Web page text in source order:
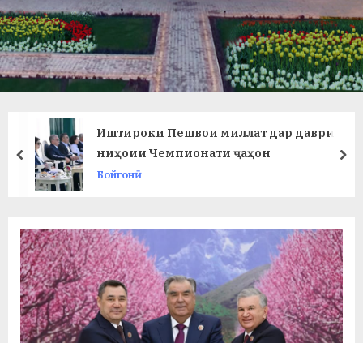
в
л
а
т
и
х
т
а
р
Иштироки Пешвои миллат дар даври
ниҳоии Чемпионати ҷаҳон
Бойгонӣ
prev